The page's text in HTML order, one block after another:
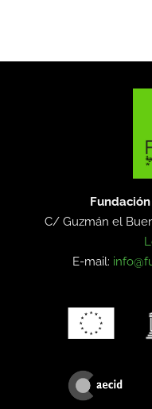
C/ Guzmán el
E-mail: